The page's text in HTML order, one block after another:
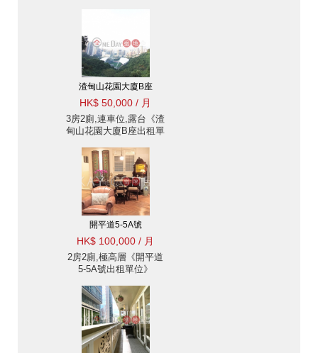
渣甸山花園大廈B座
HK$ 50,000 / 月
3房2廁,連車位,露台《渣
甸山花園大廈B座出租單
開平道5-5A號
HK$ 100,000 / 月
2房2廁,極高層《開平道
5-5A號出租單位》